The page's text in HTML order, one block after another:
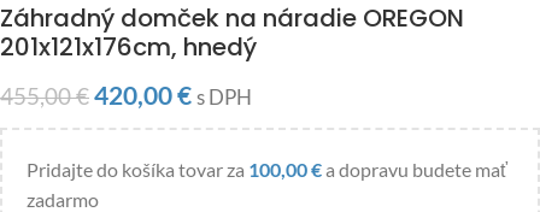
Záhradný domček na náradie OREGON
201x121x176cm, hnedý
455,00€420,00€ s DPH
Pridajte do košíka tovar za 100,00€a dopravu budete mať
zadarmo